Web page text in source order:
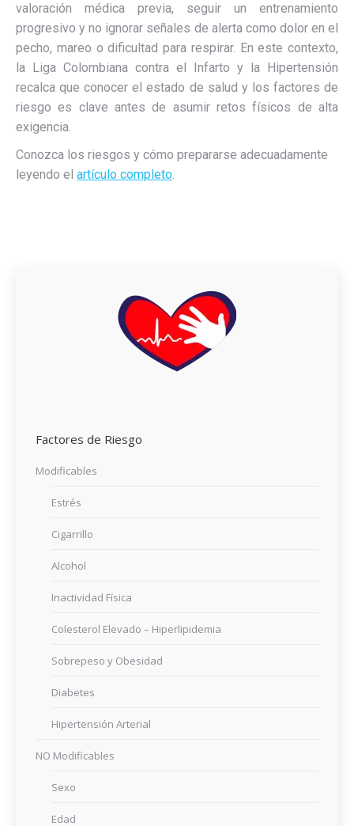
valoración médica previa, seguir un entrenamiento
progresivo y no ignorar señales de alerta como dolor en el
pecho, mareo o dificultad para respirar. En este contexto,
la Liga Colombiana contra el Infarto y la Hipertensión
recalca que conocer el estado de salud y los factores de
riesgo es clave antes de asumir retos físicos de alta
exigencia.
Conozca los riesgos y cómo prepararse adecuadamente
leyendo el artículo completo.
Factores de Riesgo
Modificables
Estrés
Cigarrillo
Alcohol
Inactividad Física
Colesterol Elevado – Hiperlipidemia
Sobrepeso y Obesidad
Diabetes
Hipertensión Arterial
NO Modificables
Sexo
Edad